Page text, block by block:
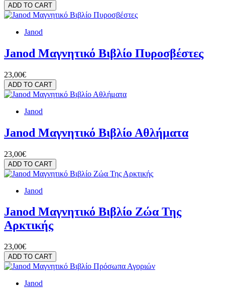
ADD TO CART
Janod
Janod Μαγνητικό Βιβλίο Πυροσβέστες
23,00€
ADD TO CART
Janod
Janod Μαγνητικό Βιβλίο Αθλήματα
23,00€
ADD TO CART
Janod
Janod Μαγνητικό Βιβλίο Ζώα Της
Αρκτικής
23,00€
ADD TO CART
Janod